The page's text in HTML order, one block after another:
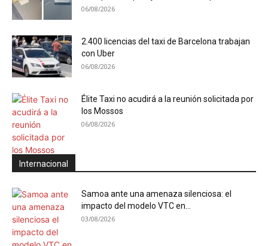
06/08/2026
2.400 licencias del taxi de Barcelona trabajan
con Uber
06/08/2026
Élite Taxi no acudirá a la reunión solicitada por
los Mossos
06/08/2026
Internacional
Samoa ante una amenaza silenciosa: el
impacto del modelo VTC en...
03/08/2026